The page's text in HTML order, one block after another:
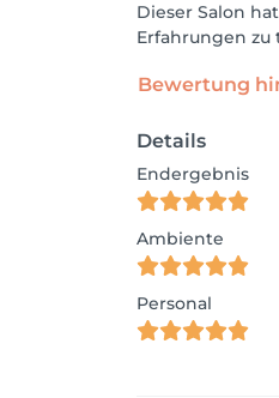
Dieser Salon
Erfahrungen
Bewertung
Details
Endergebnis
Ambiente
Personal